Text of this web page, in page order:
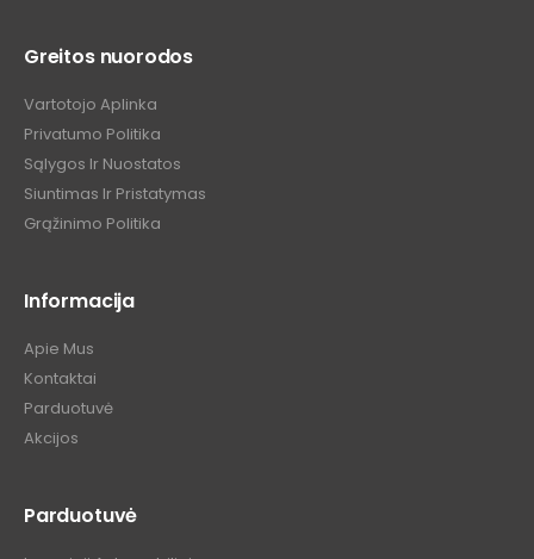
Greitos nuorodos
Vartotojo Aplinka
Privatumo Politika
Sąlygos Ir Nuostatos
Siuntimas Ir Pristatymas
Grąžinimo Politika
Informacija
Apie Mus
Kontaktai
Parduotuvė
Akcijos
Parduotuvė